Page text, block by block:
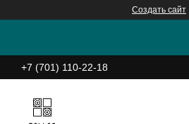
Создать сайт
+7 (701) 110-22-18